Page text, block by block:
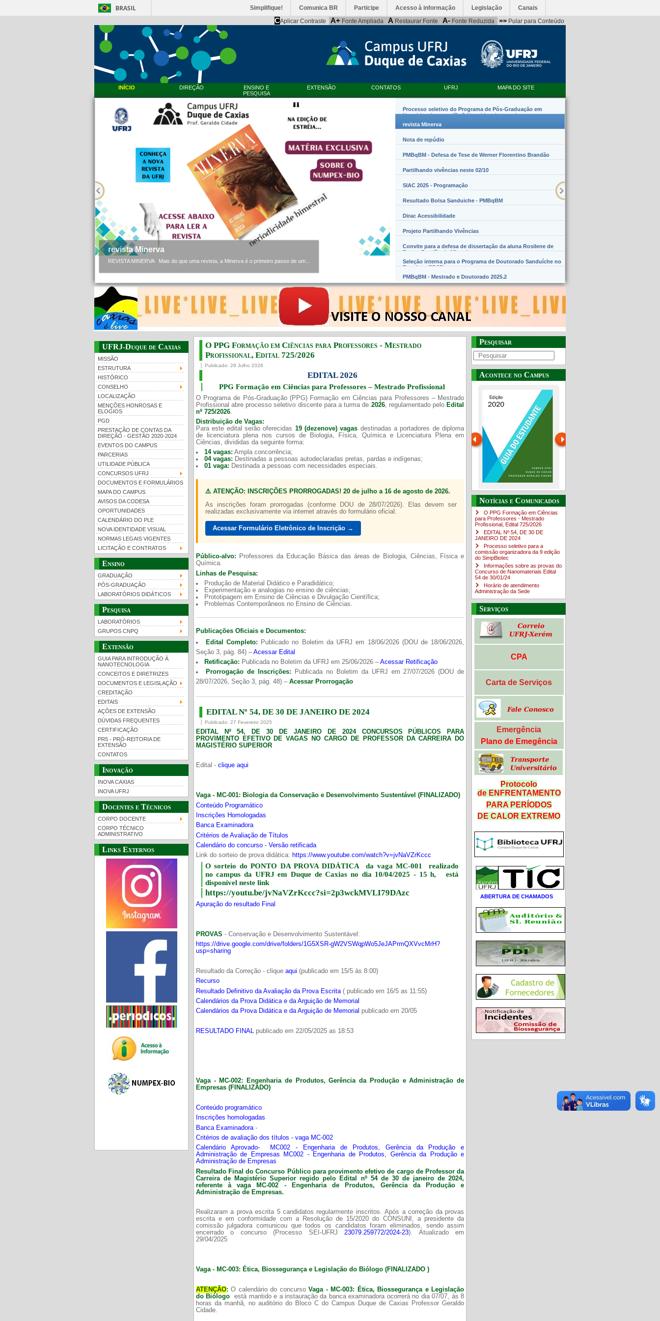
BRASIL Simplifique! Comunica BR Participe Acesso à informação Legislação Canais
CAplicar Contraste A+ Fonte Ampliada A Restaurar Fonte A- Fonte Reduzida »» Pular para Conteúdo
INÍCIO DIREÇÃO
ENSINO E
PESQUISA
EXTENSÃO CONTATOS UFRJ MAPA DO SITE
revista Minerva
REVISTA MINERVA Mais do que uma revista, a Minerva é o primeiro passo de um...
Processo seletivo do Programa de Pós-Graduação em
Nanobiossistemas (PpG Nanobiossistemas)
revista Minerva
Nota de repúdio
PMBqBM - Defesa de Tese de Werner Florentino Brandão
Partilhando vivências neste 02/10
SIAC 2025 - Programação
Resultado Bolsa Sanduiche - PMBqBM
Dirac Acessibilidade
Projeto Partilhando Vivências
Convite para a defesa de dissertação da aluna Rosilene de
Barros Damião de Miranda
Seleção interna para o Programa de Doutorado Sanduíche no
Exterior – PDSE
PMBqBM - Mestrado e Doutorado 2025.2
UFRJ-Duque de Caxias
MISSÃO
ESTRUTURA
HISTÓRICO
CONSELHO
LOCALIZAÇÃO
MENÇÕES HONROSAS E
ELOGIOS
PGD
PRESTAÇÃO DE CONTAS DA
DIREÇÃO - GESTÃO 2020-2024
EVENTOS DO CAMPUS
PARCERIAS
UTILIDADE PÚBLICA
CONCURSOS UFRJ
DOCUMENTOS E FORMULÁRIOS
MAPA DO CAMPUS
AVISOS DA CODESA
OPORTUNIDADES
CALENDÁRIO DO PLE
NOVA IDENTIDADE VISUAL
NORMAS LEGAIS VIGENTES
LICITAÇÃO E CONTRATOS
Ensino
GRADUAÇÃO
PÓS-GRADUAÇÃO
LABORATÓRIOS DIDÁTICOS
Pesquisa
LABORATÓRIOS
GRUPOS CNPQ
Extensão
GUIA PARA INTRODUÇÃO À
NANOTECNOLOGIA
CONCEITOS E DIRETRIZES
DOCUMENTOS E LEGISLAÇÃO
CREDITAÇÃO
EDITAIS
AÇÕES DE EXTENSÃO
DÚVIDAS FREQUENTES
CERTIFICAÇÃO
PR5 - PRÓ-REITORIA DE
EXTENSÃO
CONTATOS
Inovação
INOVA CAXIAS
INOVA UFRJ
Docentes e Técnicos
CORPO DOCENTE
CORPO TÉCNICO
ADMINISTRATIVO
Links Externos
O PPG Formação em Ciências para Professores - Mestrado
Profissional, Edital ​725/202​6
Publicado: 28 Julho 2026
EDITAL 2026
PPG Formação em Ciências para Professores – Mestrado Profissional
O Programa de Pós-Graduação (PPG) Formação em Ciências para Professores – Mestrado
Profissional abre processo seletivo discente para a turma de 2026, regulamentado pelo Edital
nº 725/2026.
Distribuição de Vagas:
Para este edital serão oferecidas 19 (dezenove) vagas destinadas a portadores de diploma
de licenciatura plena nos cursos de Biologia, Física, Química e Licenciatura Plena em
Ciências, divididas da seguinte forma:
14 vagas: Ampla concorrência;
04 vagas: Destinadas a pessoas autodeclaradas pretas, pardas e indígenas;
01 vaga: Destinada a pessoas com necessidades especiais.
⚠️ ATENÇÃO: INSCRIÇÕES PRORROGADAS! 20 de julho a 16 de agosto de 2026.
As inscrições foram prorrogadas (conforme DOU de 28/07/2026). Elas devem ser
realizadas exclusivamente via internet através do formulário oficial.
Acessar Formulário Eletrônico de Inscrição →
Público-alvo: Professores da Educação Básica das áreas de Biologia, Ciências, Física e
Química.
Linhas de Pesquisa:
Produção de Material Didático e Paradidático;
Experimentação e analogias no ensino de ciências;
Prototipagem em Ensino de Ciências e Divulgação Científica;
Problemas Contemporâneos no Ensino de Ciências.
Publicações Oficiais e Documentos:
Edital Completo: Publicado no Boletim da UFRJ em 18/06/2026 (DOU de 18/06/2026,
Seção 3, pág. 84) –Acessar Edital
Retificação: Publicada no Boletim da UFRJ em 25/06/2026 –Acessar Retificação
Prorrogação de Inscrições: Publicada no Boletim da UFRJ em 27/07/2026 (DOU de
28/07/2026, Seção 3, pág. 48) – Acessar Prorrogação
EDITAL Nº 54, DE 30 DE JANEIRO DE 2024
Publicado: 27 Fevereiro 2025
EDITAL Nº 54, DE 30 DE JANEIRO DE 2024 CONCURSOS PÚBLICOS PARA
PROVIMENTO EFETIVO DE VAGAS NO CARGO DE PROFESSOR DA CARREIRA DO
MAGISTÉRIO SUPERIOR
Edital - clique aqui
Vaga - MC-001: Biologia da Conservação e Desenvolvimento Sustentável (FINALIZADO)
Conteúdo Programático
Inscrições Homologadas
Banca Examinadora
Critérios de Avaliação de Títulos
Calendário do concurso - Versão retificada
Link do sorteio de prova didática: https://www.youtube.com/watch?v=jvNaVZrKccc
O sorteio do PONTO DA PROVA DIDÁTICA da vaga MC-001 realizado
no campus da UFRJ em Duque de Caxias no dia 10/04/2025 - 15 h, está
disponível neste link
https://youtu.be/jvNaVZrKccc?si=2p3wckMVLI79DAzc
Apuração do resultado Final
PROVAS - Conservação e Desenvolvimento Sustentável:
https://drive.google.com/drive/folders/1G5XSR-gW2VSWqpWo5JeJAPrmQXVvcMrH?
usp=sharing
Resultado da Correção - clique aqui (publicado em 15/5 às 8:00)
Recurso
Resultado Definitivo da Avaliação da Prova Escrita( publicado em 16/5 as 11:55)
Calendários da Prova Didática e da Arguição de Memorial
Calendários da Prova Didática e da Arguição de Memorial publicado em 20/05
RESULTADO FINAL publicado em 22/05/2025 as 18:53
Vaga - MC-002: Engenharia de Produtos, Gerência da Produção e Administração de
Empresas (FINALIZADO)
Conteúdo programático
Inscrições homologadas
Banca Examinadora -
Critérios de avaliação dos títulos - vaga MC-002
Calendário Aprovado- MC002 - Engenharia de Produtos, Gerência da Produção e
Administração de Empresas MC002 - Engenharia de Produtos, Gerência da Produção e
Administração de Empresas
Resultado Final do Concurso Público para provimento efetivo de cargo de Professor da
Carreira de
Magistério Superior regido pelo Edital nº 54 de 30 de janeiro de 2024,
referente à vaga MC-002 -
Engenharia de Produtos, Gerência da Produção e
Administração de Empresas.
Realizaram a prova escrita 5 candidatos regularmente inscritos. Após a correção da provas
escrita e em conformidade com a Resolução de 15/2020 do CONSUNI, a presidente da
comissão julgadora comunicou que todos os candidatos foram eliminados, sendo assim
encerrado o concurso (Processo SEI-UFRJ23079.259772/2024-23). Atualizado em
29/04/2025
Vaga - MC-003: Ética, Biossegurança e Legislação do Biólogo (FINALIZADO )
ATENÇÃO: O calendário do concursoVaga - MC-003: Ética, Biossegurança e Legislação
do Biólogo
está mantido e a instauração da banca examinadora ocorrerá no dia 07/07, às 8
horas da manhã, no auditório do Bloco C do Campus Duque de Caxias Professor Geraldo
Cidade.
Pesquisar
Acontece no Campus
Guia do estudante
https://www.youtube.com/channel/UC46BbEKCwNCdJvi4sNpOf3w
UFRJ 100 anos Notícias e Comunicados
O PPG Formação em Ciências
para Professores - Mestrado
Profissional, Edital ​725/202​6
EDITAL Nº 54, DE 30 DE
JANEIRO DE 2024
Processo seletivo para a
comissão organizadora da 9 edição
do SimpBiotec
Informações sobre as provas do
Concurso de Nanomateriais Edital
54 de 30/01/24
Horário de atendimento
Administração da Sede
Serviços
CPA
Carta de Serviços
Emergência
Plano de Emegência
Protocolo
de ENFRENTAMENTO
PARA PERÍODOS
DE CALOR EXTREMO
ABERTURA DE CHAMADOS